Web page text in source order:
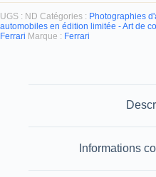
UGS : ND Catégories : Photographies
automobiles en édition limitée - Art de
Ferrari Marque : Ferrari
Informations